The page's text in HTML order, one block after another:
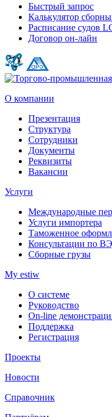
Быстрый запрос
Калькулятор
Расписание судов
Договор он-лайн
О компании
Презентация
Структура
Сотрудники
Документы
Реквизиты
Вакансии
Услуги
Международные
Услуги импортера
Таможенное
Консультации по
Сборные грузы
My estiw
О системе
Руководство
On-line
Поддержка
Регистрация
Проекты
Новости
Справочник